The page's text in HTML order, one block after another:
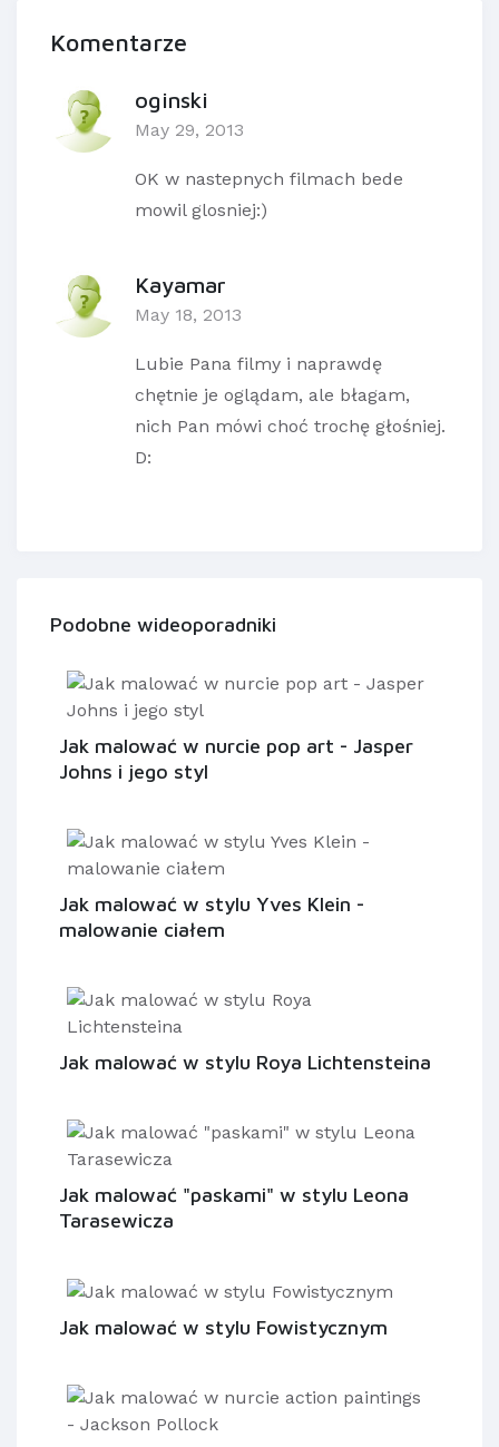
Komentarze
oginski
May 29, 2013
OK w nastepnych filmach bede
mowil glosniej:)
Kayamar
May 18, 2013
Lubie Pana filmy i naprawdę
chętnie je oglądam, ale błagam,
nich Pan mówi choć trochę głośniej.
D:
Podobne wideoporadniki
Jak malować w nurcie pop art - Jasper
Johns i jego styl
Jak malować w stylu Yves Klein -
malowanie ciałem
Jak malować w stylu Roya Lichtensteina
Jak malować "paskami" w stylu Leona
Tarasewicza
Jak malować w stylu Fowistycznym